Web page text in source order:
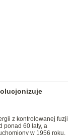
z kontrolowanej fuzji
ponad 60 laty, a
w 1956 roku.